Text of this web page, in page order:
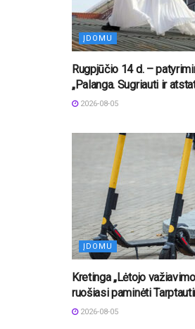
ĮDOMU
Rugpjūčio 14 d. –
„Palanga. Sugriauti ir
2026-08-05
ĮDOMU
Kretinga „Lėtojo
ruošiasi paminėti
2026-08-05